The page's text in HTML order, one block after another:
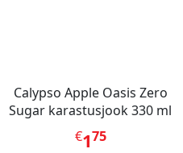
Calypso Apple Oasis Zero
Sugar karastusjook 330 ml
€175